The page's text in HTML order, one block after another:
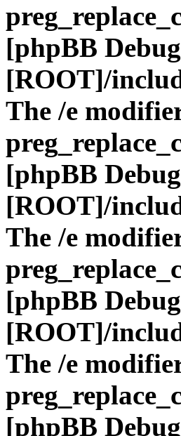
[phpBB
[ROOT]/
The /e
[phpBB
[ROOT]/
The /e
[phpBB
[ROOT]/
The /e
[phpBB